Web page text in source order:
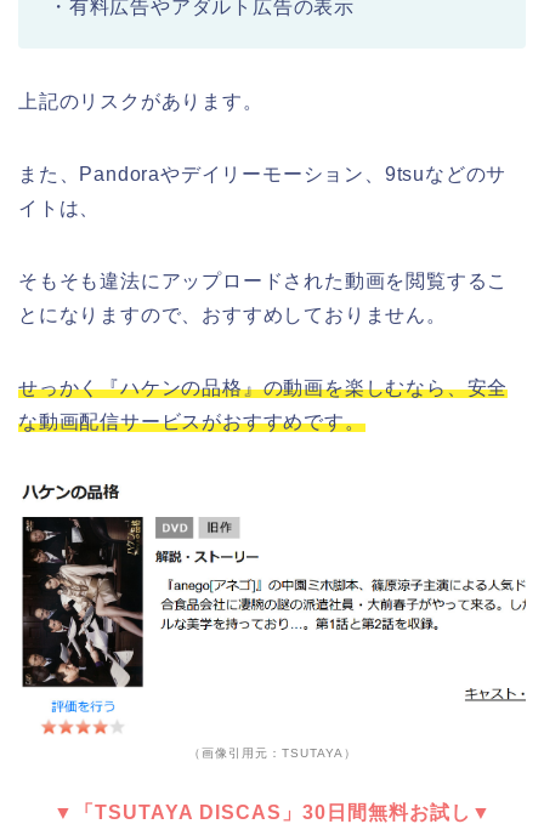
・有料広告やアダルト広告の表示
上記のリスクがあります。
また、Pandoraやデイリーモーション、9tsuなどのサ
イトは、
そもそも違法にアップロードされた動画を閲覧するこ
とになりますので、おすすめしておりません。
せっかく『ハケンの品格』の動画を楽しむなら、安全
な動画配信サービスがおすすめです。
（画像引用元：TSUTAYA）
▼「TSUTAYA DISCAS」30日間無料お試し▼